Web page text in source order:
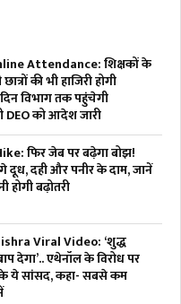
Attendance: शिक्षकों के
की भी हाजिरी होगी
विभाग तक पहुंचेगी
DEO को आदेश जारी
फिर जेब पर बढ़ेगा बोझ!
दही और पनीर के दाम, जानें
होगी बढ़ोतरी
Viral Video: ‘शुद्ध
देगा’.. एथेनॉल के विरोध पर
ये सांसद, कहा- सबसे कम